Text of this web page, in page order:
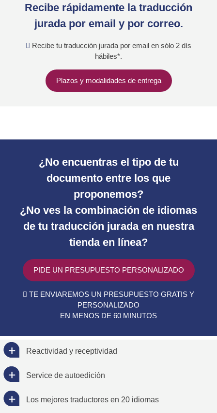
Recibe rápidamente la traducción
jurada por email y por correo.
Recibe tu traducción jurada por email en sólo 2 dís
hábiles*.
Plazos y modalidades de entrega
¿No encuentras el tipo de tu
documento entre los que
proponemos?
¿No ves la combinación de idiomas
de tu traducción jurada en nuestra
tienda en línea?
PIDE UN PRESUPUESTO PERSONALIZADO
TE ENVIAREMOS UN PRESUPUESTO GRATIS Y
PERSONALIZADO
EN MENOS DE 60 MINUTOS
Reactividad y receptividad
Service de autoedición
Los mejores traductores en 20 idiomas